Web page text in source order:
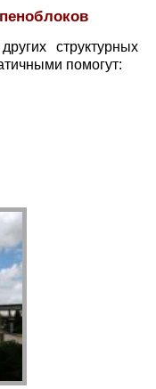
структурных
помогут: